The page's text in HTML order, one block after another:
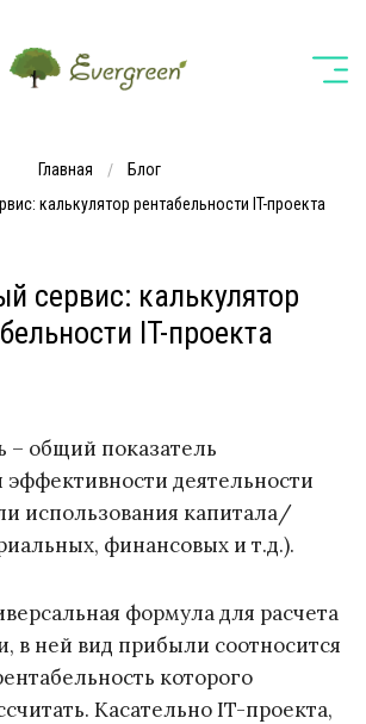
Главная
Блог
калькулятор рентабельности IT-проекта
сервис: калькулятор
IT-проекта
– общий показатель
деятельности
использования капитала/
финансовых и т.д.).
формула для расчета
в ней вид прибыли соотносится
которого
Касательно IT-проекта,